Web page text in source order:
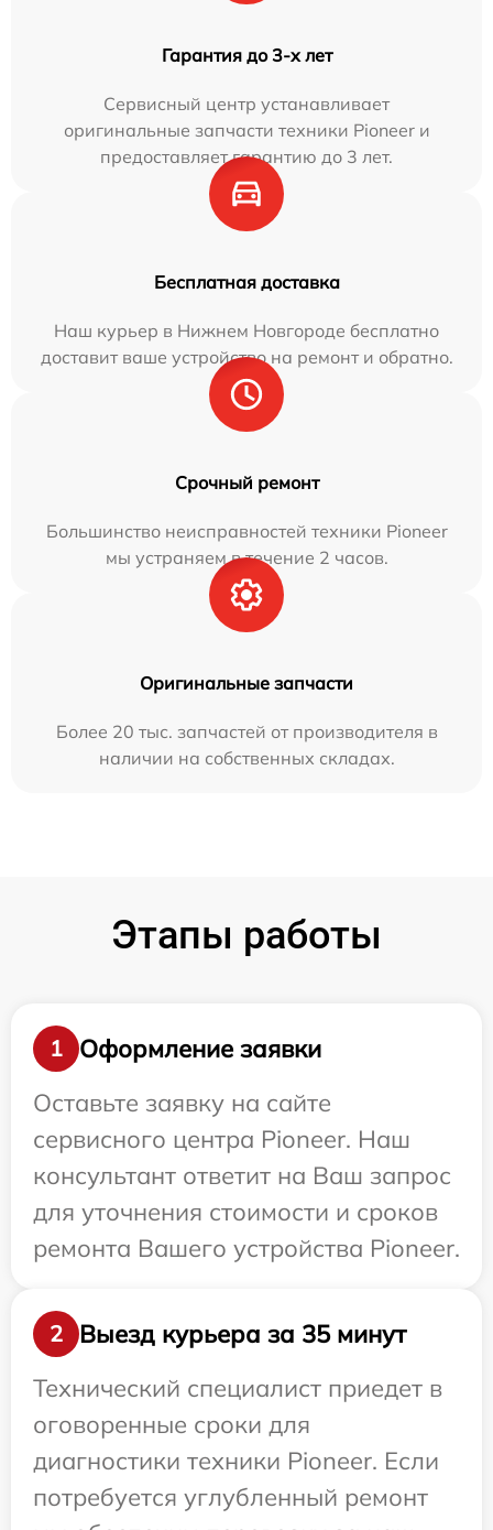
Гарантия до 3-х лет
Сервисный центр устанавливает
оригинальные запчасти техники Pioneer и
предоставляет гарантию до 3 лет.
Бесплатная доставка
Наш курьер в Нижнем Новгороде бесплатно
доставит ваше устройство на ремонт и обратно.
Срочный ремонт
Большинство неисправностей техники Pioneer
мы устраняем в течение 2 часов.
Оригинальные запчасти
Более 20 тыс. запчастей от производителя в
наличии на собственных складах.
Этапы работы
1
Оформление заявки
Оставьте заявку на сайте
сервисного центра Pioneer. Наш
консультант ответит на Ваш запрос
для уточнения стоимости и сроков
ремонта Вашего устройства Pioneer.
2
Выезд курьера за 35 минут
Технический специалист приедет в
оговоренные сроки для
диагностики техники Pioneer. Если
потребуется углубленный ремонт